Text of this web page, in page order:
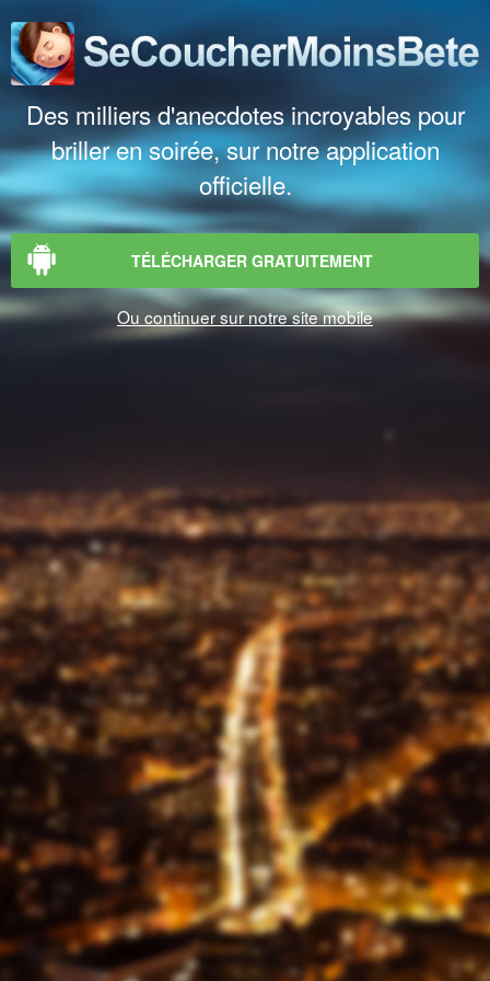
Des milliers d'anecdotes incroyables pour
briller en soirée, sur notre application
officielle.
TÉLÉCHARGER GRATUITEMENT
Ou continuer sur notre site mobile